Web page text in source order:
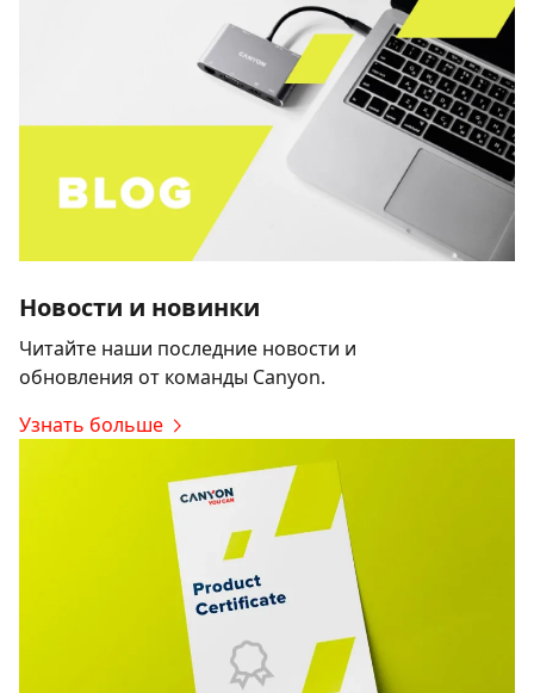
Новости и новинки
Читайте наши последние новости и
обновления от команды Canyon.
Узнать больше